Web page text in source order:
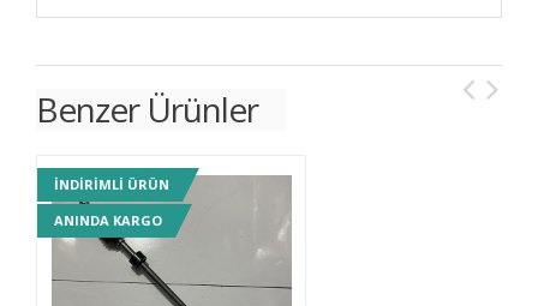
Benzer Ürünler
INDIRIMLI ÜRÜN
ANINDA KARGO